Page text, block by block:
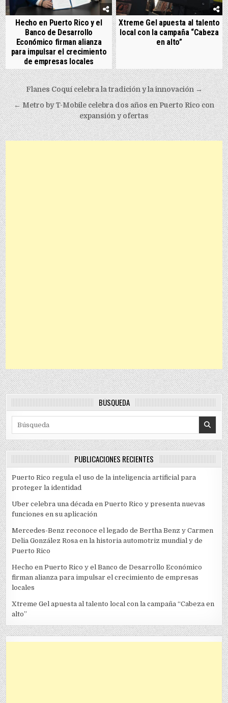
Hecho en Puerto Rico y el
Banco de Desarrollo
Económico firman alianza
para impulsar el crecimiento
de empresas locales
Xtreme Gel apuesta al talento
local con la campaña “Cabeza
en alto”
Post navigation
Flanes Coquí celebra la tradición y la innovación →
← Metro by T-Mobile celebra dos años en Puerto Rico con
expansión y ofertas
BÚSQUEDA
PUBLICACIONES RECIENTES
Puerto Rico regula el uso de la inteligencia artificial para
proteger la identidad
Uber celebra una década en Puerto Rico y presenta nuevas
funciones en su aplicación
Mercedes-Benz reconoce el legado de Bertha Benz y Carmen
Delia González Rosa en la historia automotriz mundial y de
Puerto Rico
Hecho en Puerto Rico y el Banco de Desarrollo Económico
firman alianza para impulsar el crecimiento de empresas
locales
Xtreme Gel apuesta al talento local con la campaña “Cabeza en
alto”